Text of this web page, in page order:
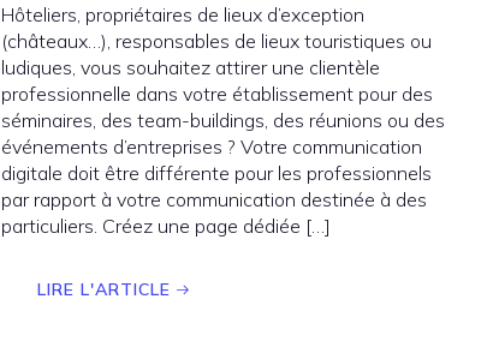
Hôteliers, propriétaires de lieux d’exception
(châteaux…), responsables de lieux touristiques ou
ludiques, vous souhaitez attirer une clientèle
professionnelle dans votre établissement pour des
séminaires, des team-buildings, des réunions ou des
événements d’entreprises ? Votre communication
digitale doit être différente pour les professionnels
par rapport à votre communication destinée à des
particuliers. Créez une page dédiée […]
LIRE L'ARTICLE